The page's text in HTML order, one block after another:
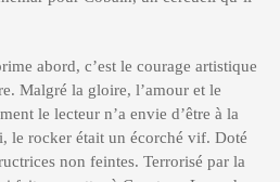
abord, c’est le courage artistique
Malgré la gloire, l’amour et le
le lecteur n’a envie d’être à la
le rocker était un écorché vif. Doté
non feintes. Terrorisé par la